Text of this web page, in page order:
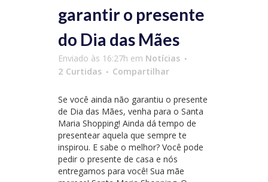
garantir o presente
do Dia das Mães
Enviado às 16:27h em Notícias
2 Curtidas Compartilhar
Se você ainda não garantiu o presente
de Dia das Mães, venha para o Santa
Maria Shopping! Ainda dá tempo de
presentear aquela que sempre te
inspirou. E sabe o melhor? Você pode
pedir o presente de casa e nós
entregamos para você! Sua mãe